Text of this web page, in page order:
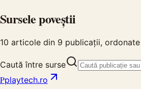
Sursele poveștii
10 articole din 9 publicații,
Caută între surse
Pplaytech.ro